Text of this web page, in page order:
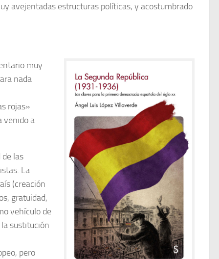
avejentadas estructuras políticas, y acostumbrado
muy
nada
rojas»
venido a
las
La
(creación
gratuidad,
vehículo de
sustitución
pero